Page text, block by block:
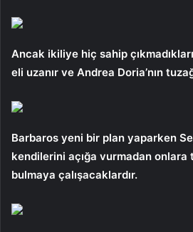
Ancak ikiliye hiç sahip
eli uzanır ve Andrea Doria’nın
Barbaros yeni bir plan yaparken
kendilerini açığa vurmadan
bulmaya çalışacaklardır.